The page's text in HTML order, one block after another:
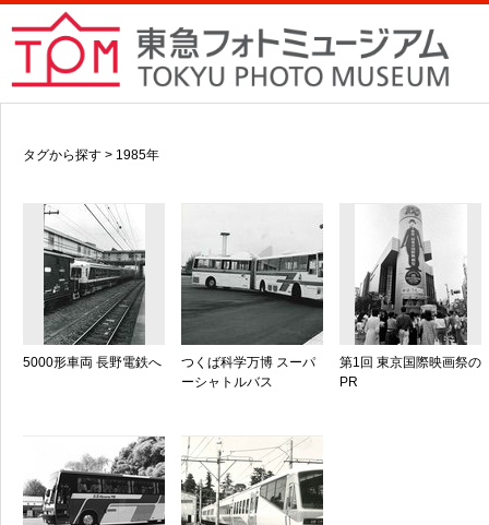
タグから探す > 1985年
5000形車両 長野電鉄へ
つくば科学万博 スーパ
ーシャトルバス
第1回 東京国際映画祭の
PR